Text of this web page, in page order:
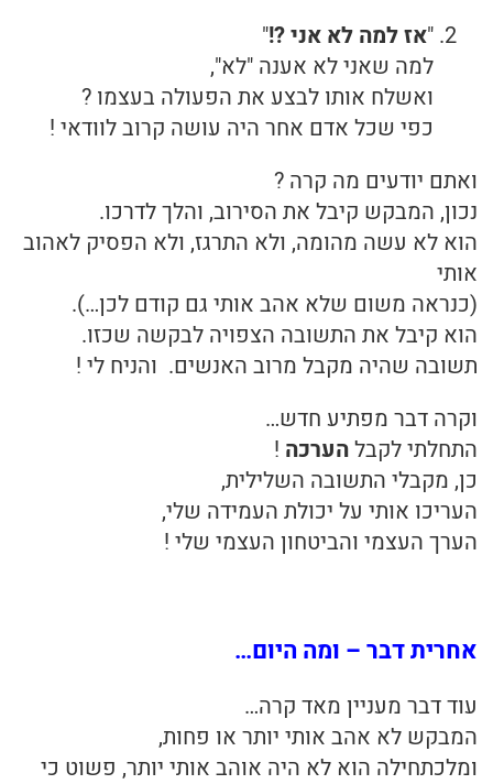
"אז למה לא אני ?!"
למה שאני לא אענה "לא",
ואשלח אותו לבצע את הפעולה בעצמו ?
כפי שכל אדם אחר היה עושה קרוב לוודאי !
ואתם יודעים מה קרה ?
נכון, המבקש קיבל את הסירוב, והלך לדרכו.
הוא לא עשה מהומה, ולא התרגז, ולא הפסיק לאהוב
אותי
(כנראה משום שלא אהב אותי גם קודם לכן…).
הוא קיבל את התשובה הצפויה לבקשה שכזו.
תשובה שהיה מקבל מרוב האנשים. והניח לי !
וקרה דבר מפתיע חדש…
התחלתי לקבלהערכה !
כן, מקבלי התשובה השלילית,
העריכו אותי על יכולת העמידה שלי,
הערך העצמי והביטחון העצמי שלי !
אחרית דבר – ומה היום…
עוד דבר מעניין מאד קרה…
המבקש לא אהב אותי יותר או פחות,
ומלכתחילה הוא לא היה אוהב אותי יותר, פשוט כי